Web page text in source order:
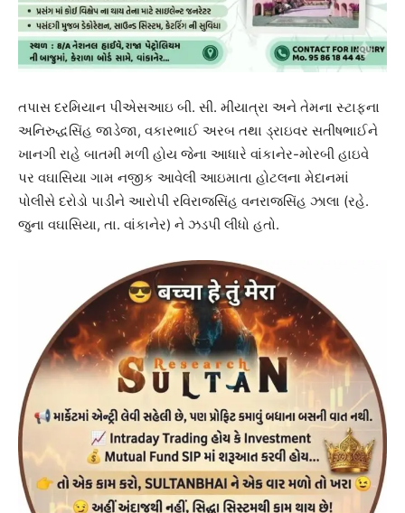
તપાસ દરમિયાન પીએસઆઇ બી. સી. મીયાત્રા અને તેમના સ્ટાફના
અનિરુદ્ધસિંહ જાડેજા, વકારભાઈ અરબ તથા ડ્રાઇવર સતીષભાઈને
ખાનગી રાહે બાતમી મળી હોય જેના આધારે વાંકાનેર-મોરબી હાઇવે
પર વઘાસિયા ગામ નજીક આવેલી આઇમાતા હોટલના મેદાનમાં
પોલીસે દરોડો પાડીને આરોપી રવિરાજસિંહ વનરાજસિંહ ઝાલા (રહે.
જુના વઘાસિયા, તા. વાંકાનેર) ને ઝડપી લીધો હતો.